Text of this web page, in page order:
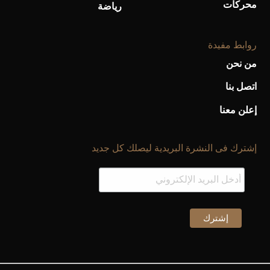
محركات رياضة
روابط مفيدة
من نحن
اتصل بنا
إعلن معنا
إشترك فى النشرة البريدية ليصلك كل جديد